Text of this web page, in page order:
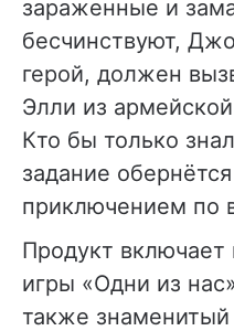
зараженные и
бесчинствуют,
герой, должен
Элли из
Кто бы только
задание
приключением по
Продукт
игры «Одни из
также